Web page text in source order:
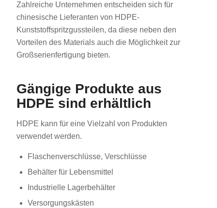
Zahlreiche Unternehmen entscheiden sich für
chinesische Lieferanten von HDPE-
Kunststoffspritzgussteilen, da diese neben den
Vorteilen des Materials auch die Möglichkeit zur
Großserienfertigung bieten.
Gängige Produkte aus
HDPE sind erhältlich
HDPE kann für eine Vielzahl von Produkten
verwendet werden.
Flaschenverschlüsse, Verschlüsse
Behälter für Lebensmittel
Industrielle Lagerbehälter
Versorgungskästen